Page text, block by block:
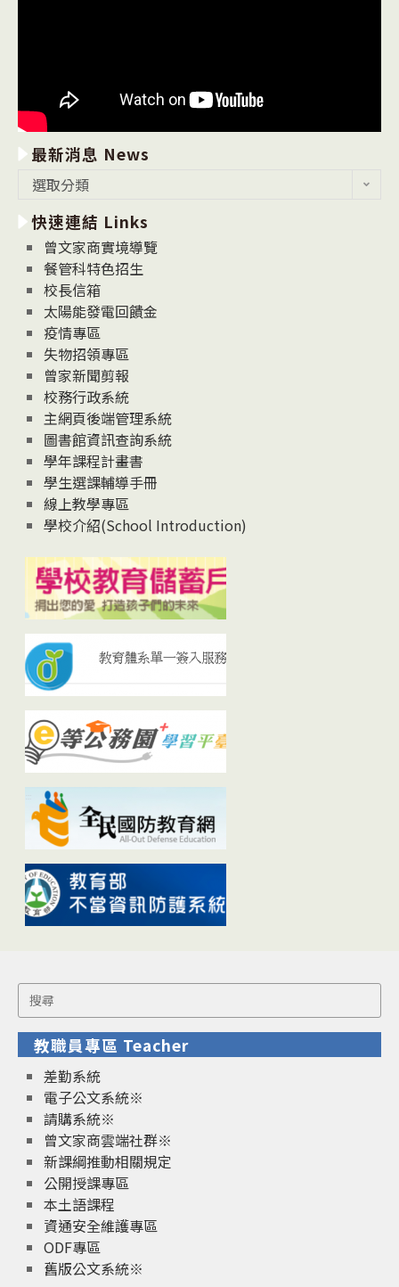
最新消息 News
消
息
News
選取分類
快速連結 Links
曾文家商實境導覽
餐管科特色招生
校長信箱
太陽能發電回饋金
疫情專區
失物招領專區
曾家新聞剪報
校務行政系統
主網頁後端管理系統
圖書館資訊查詢系統
學年課程計畫書
學生選課輔導手冊
線上教學專區
學校介紹(School Introduction)
Search
for:
教職員專區 Teacher
差勤系統
電子公文系統※
請購系統※
曾文家商雲端社群※
新課綱推動相關規定
公開授課專區
本土語課程
資通安全維護專區
ODF專區
舊版公文系統※